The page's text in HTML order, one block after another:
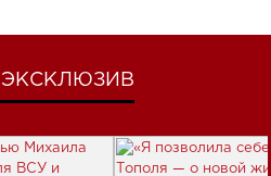
ЭКСКЛЮЗИВ